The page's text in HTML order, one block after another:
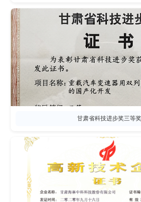
甘肃省科技进步奖三等奖